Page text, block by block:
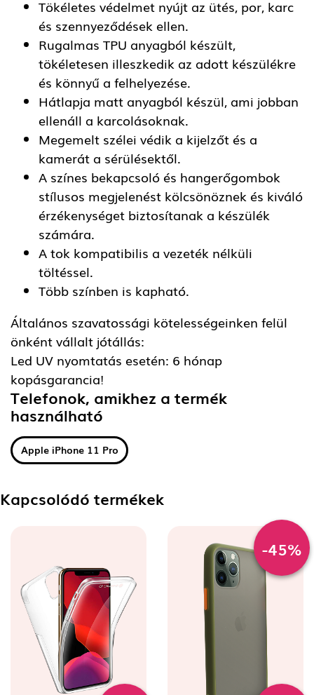
Tökéletes védelmet nyújt az ütés, por, karc
és szennyeződések ellen.
Rugalmas TPU anyagból készült,
tökéletesen illeszkedik az adott készülékre
és könnyű a felhelyezése.
Hátlapja matt anyagból készül, ami jobban
ellenáll a karcolásoknak.
Megemelt szélei védik a kijelzőt és a
kamerát a sérülésektől.
A színes bekapcsoló és hangerőgombok
stílusos megjelenést kölcsönöznek és kiváló
érzékenységet biztosítanak a készülék
számára.
A tok kompatibilis a vezeték nélküli
töltéssel.
Több színben is kapható.
Általános szavatossági kötelességeinken felül
önként vállalt jótállás:
Led UV nyomtatás esetén: 6 hónap
kopásgarancia!
Telefonok, amikhez a termék
használható
Apple iPhone 11 Pro
Kapcsolódó termékek
-45%